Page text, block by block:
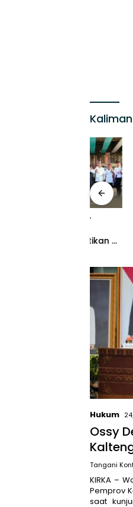
Di Bawah
Deret
Kepala
Hukum
Ossy
Tangani
KIRKA –
Pemprov
saat